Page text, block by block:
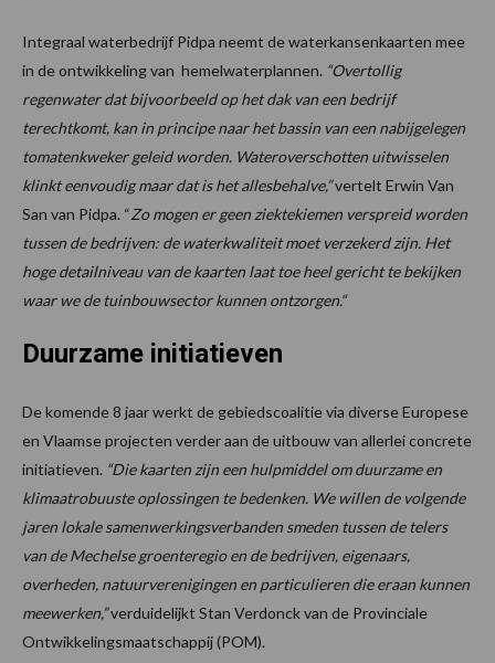
Integraal waterbedrijf Pidpa neemt de waterkansenkaarten mee
in de ontwikkeling van hemelwaterplannen. “Overtollig
regenwater dat bijvoorbeeld op het dak van een bedrijf
terechtkomt, kan in principe naar het bassin van een nabijgelegen
tomatenkweker geleid worden. Wateroverschotten uitwisselen
klinkt eenvoudig maar dat is het allesbehalve,”vertelt Erwin Van
San van Pidpa. “Zo mogen er geen ziektekiemen verspreid worden
tussen de bedrijven: de waterkwaliteit moet verzekerd zijn. Het
hoge detailniveau van de kaarten laat toe heel gericht te bekijken
waar we de tuinbouwsector kunnen ontzorgen.“
Duurzame initiatieven
De komende 8 jaar werkt de gebiedscoalitie via diverse Europese
en Vlaamse projecten verder aan de uitbouw van allerlei concrete
initiatieven. “Die kaarten zijn een hulpmiddel om duurzame en
klimaatrobuuste oplossingen te bedenken. We willen de volgende
jaren lokale samenwerkingsverbanden smeden tussen de telers
van de Mechelse groenteregio en de bedrijven, eigenaars,
overheden, natuurverenigingen en particulieren die eraan kunnen
meewerken,”verduidelijkt Stan Verdonck van de Provinciale
Ontwikkelingsmaatschappij (POM).